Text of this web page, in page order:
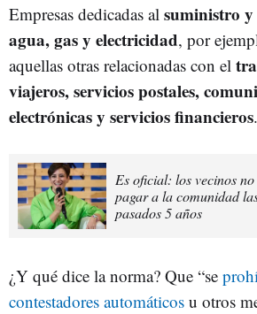
Empresas dedicadas al suministro
agua, gas y electricidad, por
aquellas otras relacionadas con el
viajeros, servicios postales,
electrónicas y servicios financieros.
Es oficial: los vecinos
pagar a la comunidad
pasados 5 años
¿Y qué dice la norma? Que “se
contestadores automáticos u otros